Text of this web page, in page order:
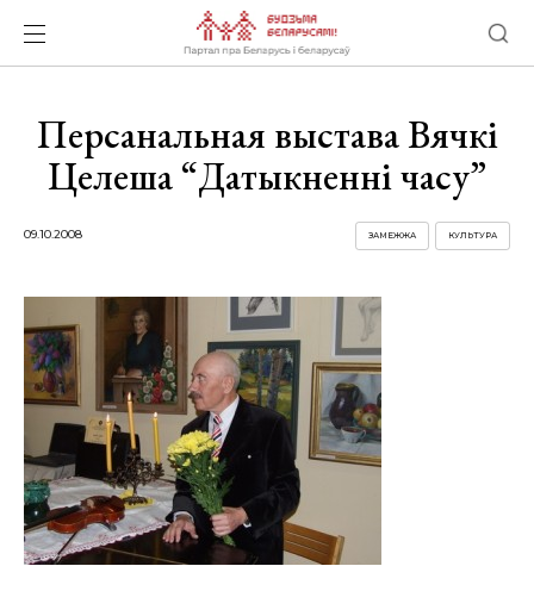
Персанальная выстава Вячкі
Целеша “Датыкненні часу”
09.10.2008 КУЛЬТУРА
ЗАМЕЖЖА